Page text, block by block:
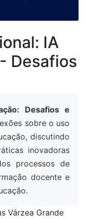
IA
Desafios
Desafios e
sobre o uso
discutindo
inovadoras
processos de
docente e
Várzea Grande